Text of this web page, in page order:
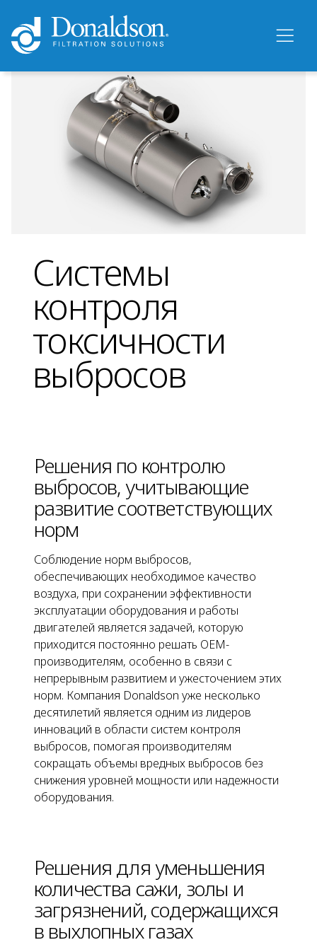
Системы
контроля
токсичности
выбросов
Решения по контролю
выбросов, учитывающие
развитие соответствующих
норм
Соблюдение норм выбросов,
обеспечивающих необходимое качество
воздуха, при сохранении эффективности
эксплуатации оборудования и работы
двигателей является задачей, которую
приходится постоянно решать OEM-
производителям, особенно в связи с
непрерывным развитием и ужесточением этих
норм. Компания Donaldson уже несколько
десятилетий является одним из лидеров
инноваций в области систем контроля
выбросов, помогая производителям
сокращать объемы вредных выбросов без
снижения уровней мощности или надежности
оборудования.
Решения для уменьшения
количества сажи, золы и
загрязнений, содержащихся
в выхлопных газах